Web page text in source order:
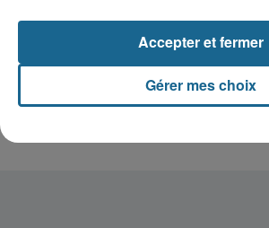
Accident à Grand-
conducteur de
Gérer mes choix
Accepter et fermer